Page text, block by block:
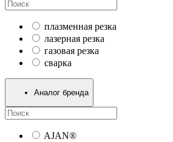
плазменная резка
лазерная резка
газовая резка
сварка
Аналог бренда
AJAN®